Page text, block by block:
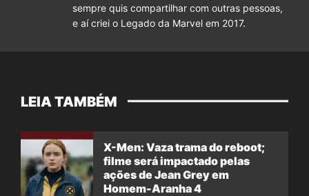
sempre quis compartilhar com outras pessoas,
e aí criei o Legado da Marvel em 2017.
LEIA TAMBÉM
X-Men: Vaza trama do reboot;
filme será impactado pelas
ações de Jean Grey em
Homem-Aranha 4